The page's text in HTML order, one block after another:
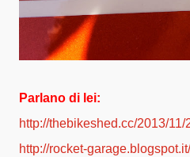
Parlano di lei:
http://thebikeshed.cc/2013/
http://rocket-